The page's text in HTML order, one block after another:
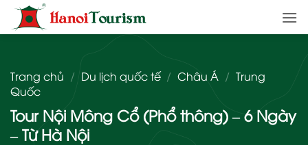
qua
nội
Trang chủ / Du lịch quốc tế / Châu Á / Trung
Quốc
Tour Nội Mông Cổ (Phổ thông) – 6 Ngày
– Từ Hà Nội